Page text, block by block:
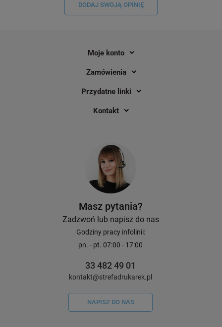
DODAJ SWOJĄ OPINIĘ
Moje konto
Zamówienia
Przydatne linki
Kontakt
Masz pytania?
Zadzwoń lub napisz do nas
Godziny pracy infolinii:
pn. - pt. 07:00 - 17:00
33 482 49 01
kontakt@strefadrukarek.pl
NAPISZ DO NAS